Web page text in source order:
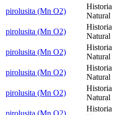
pirolusita (Mn O2)
Historia
Natural
pirolusita (Mn O2)
Historia
Natural
pirolusita (Mn O2)
Historia
Natural
pirolusita (Mn O2)
Historia
Natural
pirolusita (Mn O2)
Historia
Natural
pirolusita (Mn O2)
Historia